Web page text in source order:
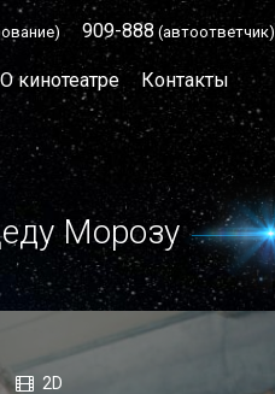
909-888 (автоответчик)
О кинотеатре Контакты
Морозу
2D